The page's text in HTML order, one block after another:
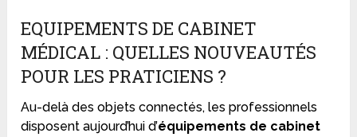
EQUIPEMENTS DE CABINET
MÉDICAL : QUELLES NOUVEAUTÉS
POUR LES PRATICIENS ?
Au-delà des objets connectés, les professionnels
disposent aujourd’hui d’équipements de cabinet